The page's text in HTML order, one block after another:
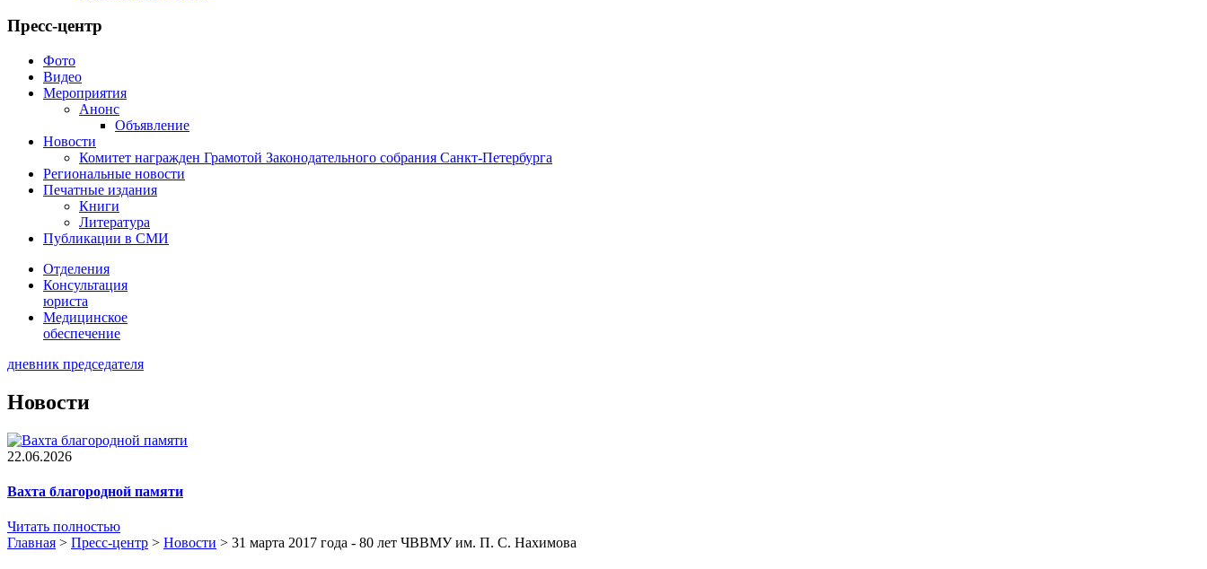
Пресс-центр
Фото
Видео
Мероприятия
Анонс
Объявление
Новости
Комитет награжден Грамотой Законодательного собрания Санкт-Петербурга
Региональные новости
Печатные издания
Книги
Литература
Публикации в СМИ
Отделения
Консультация
юриста
Медицинское
обеспечение
дневник председателя
Новости
22.06.2026
Вахта благородной памяти
Читать полностью
Главная > Пресс-центр > Новости > 31 марта 2017 года - 80 лет ЧВВМУ им. П. С. Нахимова